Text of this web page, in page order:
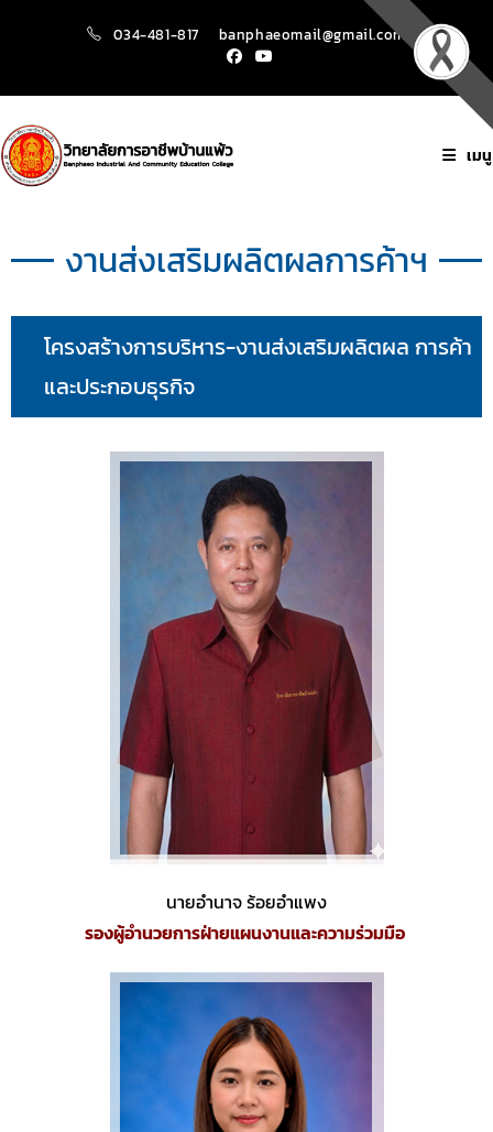
034-481-817 banphaeomail@gmail.com
เมนู
งานส่งเสริมผลิตผลการค้าฯ
โครงสร้างการบริหาร-งานส่งเสริมผลิตผล การค้า
และประกอบธุรกิจ
นายอำนาจ ร้อยอำแพง
รองผู้อำนวยการฝ่ายแผนงานและความร่วมมือ